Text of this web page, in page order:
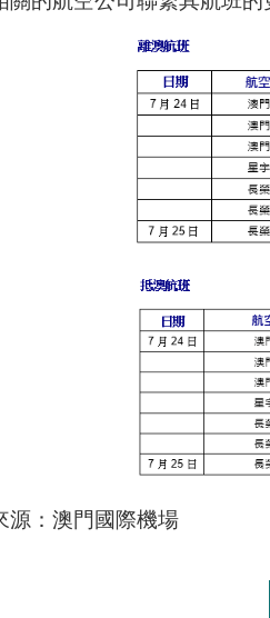
源：澳門國際機場